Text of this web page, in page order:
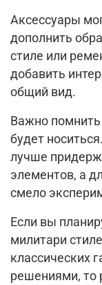
Аксессуары
дополнить
стиле или
добавить
общий вид.
Важно помнить
будет
лучше
элементов, а
смело
Если вы
милитари
классических
решениями, то